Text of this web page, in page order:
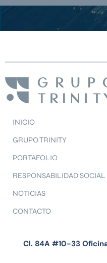
INICIO
GRUPO TRINITY
PORTAFOLIO
RESPONSABILIDAD SOCIAL
NOTICIAS
CONTACTO
Cl. 84A #10-33